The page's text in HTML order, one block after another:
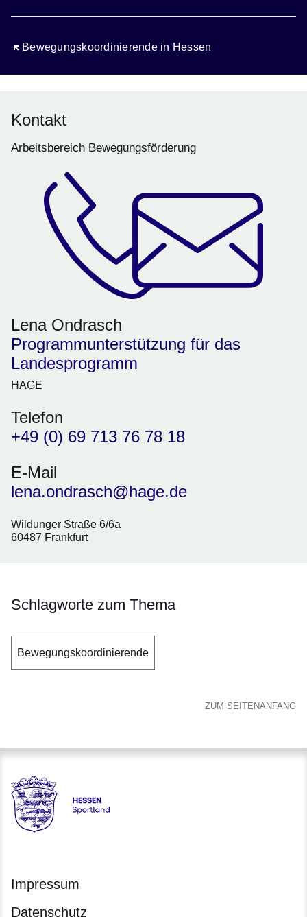
Bewegungskoordinierende in Hessen
Öffnet sich in einem neuen Fenster
Kontakt
Arbeitsbereich Bewegungsförderung
Lena Ondrasch
Programmunterstützung für das
Landesprogramm
HAGE
Telefon
+49 (0) 69 713 76 78 18
E-Mail
lena.ondrasch@hage.de
Wildunger Straße 6/6a
60487 Frankfurt
Schlagworte zum Thema
Bewegungskoordinierende
ZUM SEITENANFANG
Hessen - Landesprogramm SPORTLAND HESSEN bewegt
Impressum
Datenschutz